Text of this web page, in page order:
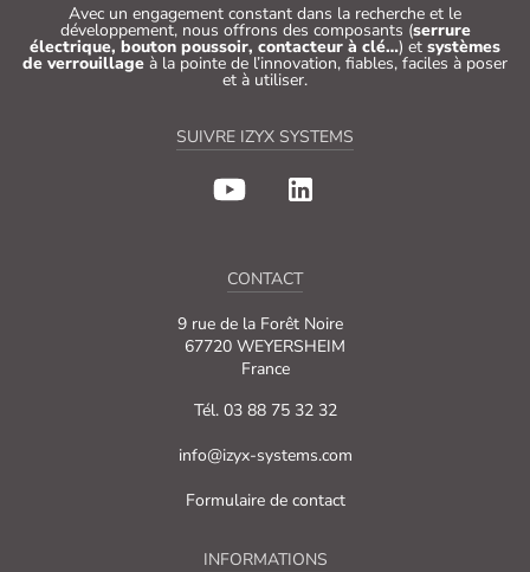
Avec un engagement constant dans la recherche et le
développement, nous offrons des composants (serrure
électrique, bouton poussoir, contacteur à clé…) et systèmes
de verrouillage à la pointe de l’innovation, fiables, faciles à poser
et à utiliser.
SUIVRE IZYX SYSTEMS
CONTACT
9 rue de la Forêt Noire
67720 WEYERSHEIM
France
Tél. 03 88 75 32 32
info@izyx-systems.com
Formulaire de contact
INFORMATIONS